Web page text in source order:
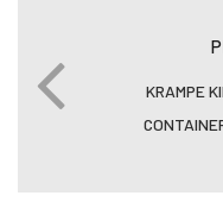
KRAMPE